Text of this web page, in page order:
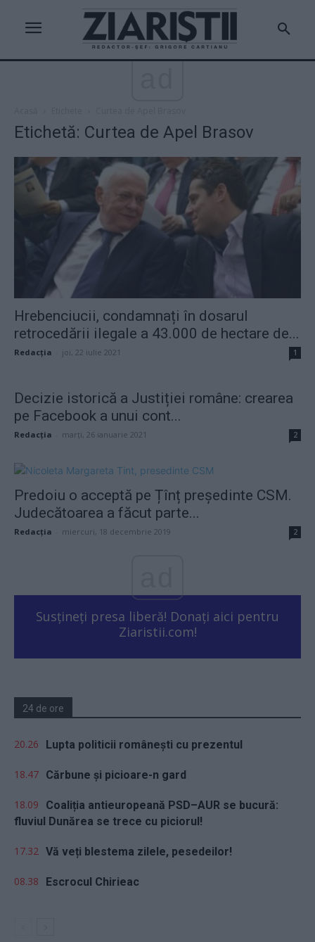
Etichetă: Curtea de Apel Brasov
Hrebenciucii, condamnați în dosarul
retrocedării ilegale a 43.000 de hectare de...
Redacţia joi, 22 iulie 2021 1
Decizie istorică a Justiției române: crearea
pe Facebook a unui cont...
Redacţia marți, 26 ianuarie 2021 2
Predoiu o acceptă pe Țînț președinte CSM.
Judecătoarea a făcut parte...
Redacţia miercuri, 18 decembrie 2019 2
Susțineți presa liberă! Donați aici pentru
Ziaristii.com!
24 de ore
20.26 Lupta politicii românești cu prezentul
18.47 Cărbune și picioare-n gard
18.09
Coaliția antieuropeană PSD–AUR se bucură:
fluviul Dunărea se trece cu piciorul!
17.32 Vă veți blestema zilele, pesedeilor!
08.38 Escrocul Chirieac